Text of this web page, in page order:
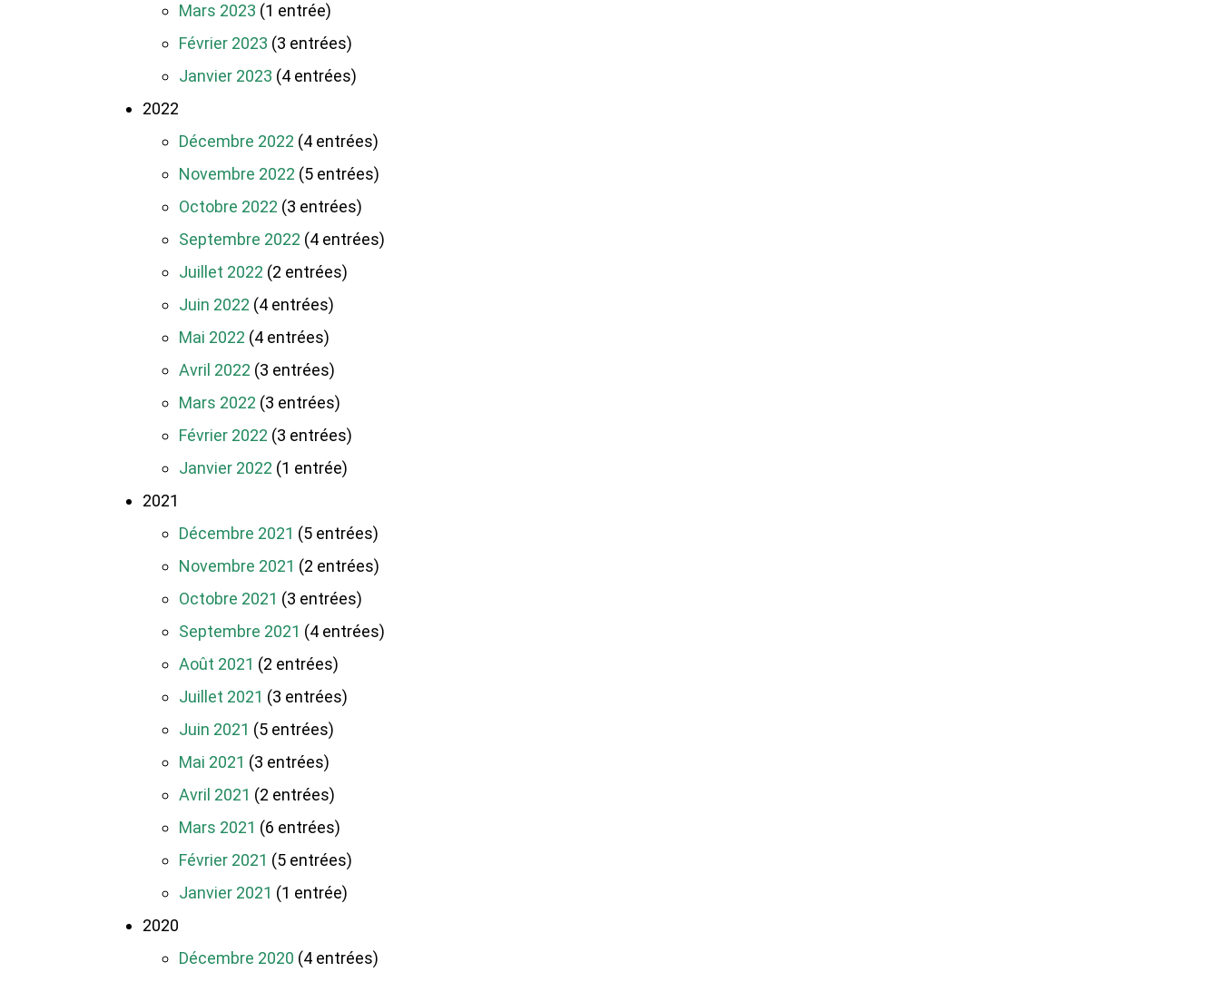
Mars 2023 (1 entrée)
Février 2023 (3 entrées)
Janvier 2023 (4 entrées)
2022
Décembre 2022 (4 entrées)
Novembre 2022 (5 entrées)
Octobre 2022 (3 entrées)
Septembre 2022 (4 entrées)
Juillet 2022 (2 entrées)
Juin 2022 (4 entrées)
Mai 2022 (4 entrées)
Avril 2022 (3 entrées)
Mars 2022 (3 entrées)
Février 2022 (3 entrées)
Janvier 2022 (1 entrée)
2021
Décembre 2021 (5 entrées)
Novembre 2021 (2 entrées)
Octobre 2021 (3 entrées)
Septembre 2021 (4 entrées)
Août 2021 (2 entrées)
Juillet 2021 (3 entrées)
Juin 2021 (5 entrées)
Mai 2021 (3 entrées)
Avril 2021 (2 entrées)
Mars 2021 (6 entrées)
Février 2021 (5 entrées)
Janvier 2021 (1 entrée)
2020
Décembre 2020 (4 entrées)